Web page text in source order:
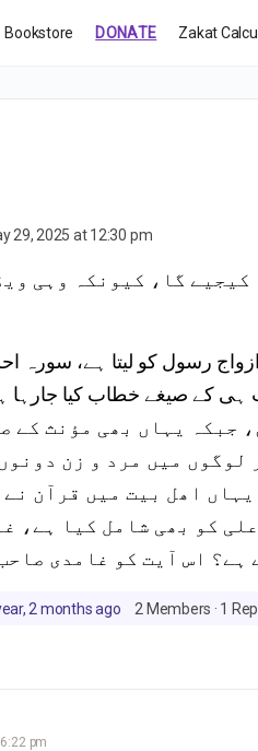
Bookstore DONATE Zakat
29, 2025 at 12:30 pm
گا، کیونکہ وہی
جبکہ یہاں بھی مؤنث کے
میں مرد و زن
اھل بیت میں قرآن نے
کو بھی شامل کیا ہے،
ہے؟ اس آیت کو غامدی
2 months ago 2 Members · 1
pm